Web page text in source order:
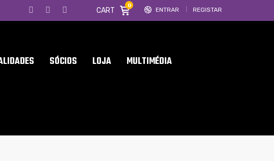
ENTRAR REGISTAR
CART
0
SÓCIOS LOJA MULTIMÉDIA